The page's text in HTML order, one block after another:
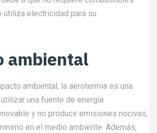
electricidad para su
ambiental
ambiental, la aerotermia es una
una fuente de energía
y no producir emisiones nocivas,
en el medio ambiente. Además,